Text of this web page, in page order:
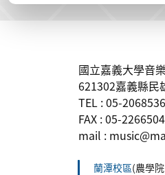
國立嘉義大學音
621302嘉義縣民
TEL : 05-
FAX : 05-2266504
mail :
蘭潭校區(農學